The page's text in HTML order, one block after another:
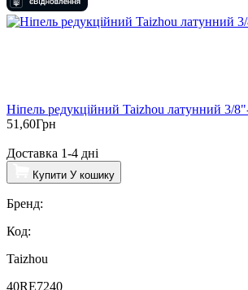
Ніпель редукційний Taizhou латунний 3/
51,60Грн
Доставка 1-4 дні
Купити У кошику
Бренд:
Код:
Taizhou
40RE7240